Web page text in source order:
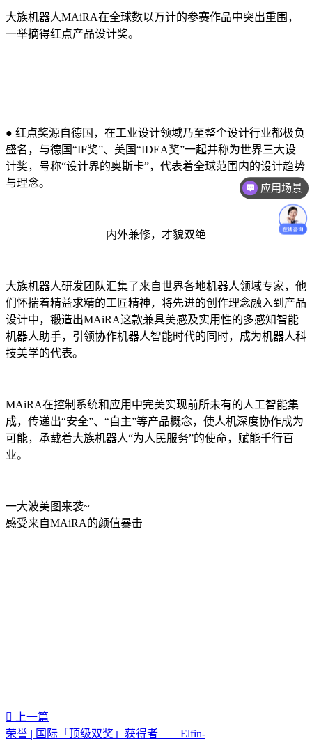
大族机器人MAiRA在全球数以万计的参赛作品中突出重围，
一举摘得红点产品设计奖。
● 红点奖源自德国，在工业设计领域乃至整个设计行业都极负
盛名，与德国“IF奖”、美国“IDEA奖”一起并称为世界三大设
计奖，号称“设计界的奥斯卡”，代表着全球范围内的设计趋势
与理念。
内外兼修，才貌双绝
大族机器人研发团队汇集了来自世界各地机器人领域专家，他
们怀揣着精益求精的工匠精神，将先进的创作理念融入到产品
设计中，锻造出MAiRA这款兼具美感及实用性的多感知智能
机器人助手，引领协作机器人智能时代的同时，成为机器人科
技美学的代表。
MAiRA在控制系统和应用中完美实现前所未有的人工智能集
成，传递出“安全”、“自主”等产品概念，使人机深度协作成为
可能，承载着大族机器人“为人民服务”的使命，赋能千行百
业。
一大波美图来袭~
感受来自MAiRA的颜值暴击
上一篇
荣誉 | 国际「顶级双奖」获得者——Elfin-
应用场景